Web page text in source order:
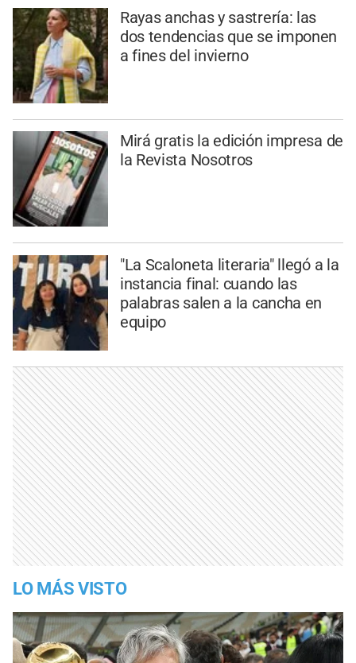
Rayas anchas y sastrería: las
dos tendencias que se imponen
a fines del invierno
Mirá gratis la edición impresa de
la Revista Nosotros
"La Scaloneta literaria" llegó a la
instancia final: cuando las
palabras salen a la cancha en
equipo
LO MÁS VISTO